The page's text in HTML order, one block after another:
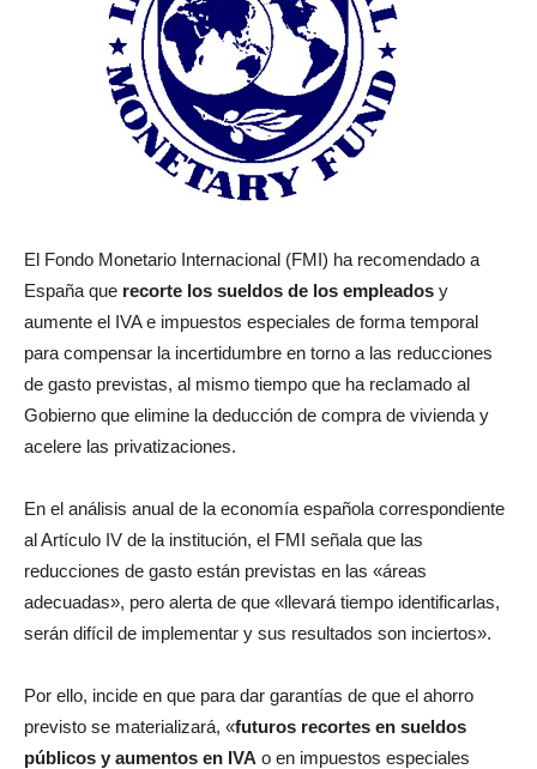
El Fondo Monetario Internacional (FMI) ha recomendado a
España que recorte los sueldos de los empleados y
aumente el IVA e impuestos especiales de forma temporal
para compensar la incertidumbre en torno a las reducciones
de gasto previstas, al mismo tiempo que ha reclamado al
Gobierno que elimine la deducción de compra de vivienda y
acelere las privatizaciones.
En el análisis anual de la economía española correspondiente
al Artículo IV de la institución, el FMI señala que las
reducciones de gasto están previstas en las «áreas
adecuadas», pero alerta de que «llevará tiempo identificarlas,
serán difícil de implementar y sus resultados son inciertos».
Por ello, incide en que para dar garantías de que el ahorro
previsto se materializará, «futuros recortes en sueldos
públicos y aumentos en IVA o en impuestos especiales